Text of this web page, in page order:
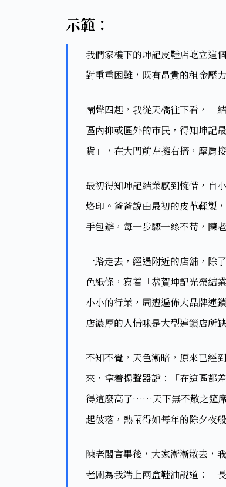
示範：​
我們家樓下的坤記皮鞋店屹立這
對重重困難，既有昂貴的租金壓
鬧聲四起，我從天橋往下看，「
區內抑或區外的市民，得知坤記
貨」，在大門前左擁右擠，摩肩
最初得知坤記結業感到惋惜，自
烙印。爸爸說由最初的皮革鞣製
手包辦，每一步驟一絲不苟，陳
一路走去，經過附近的店舖，除
色紙條，寫着「恭賀坤記光榮結
小小的行業，周遭遍佈大品牌連
店濃厚的人情味是大型連鎖店所
不知不覺，天色漸暗，原來已經
來，拿着揚聲器說：「在這區都
得這麼高了……天下無不散之筵
起彼落，熱鬧得如每年的除夕夜
陳老闆言畢後，大家漸漸散去，
老闆為我端上兩盒鞋油說道：「